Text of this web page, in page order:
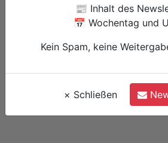
📰 Inhalt des
📅 Wochentag und
Kein Spam, keine
× Schließen